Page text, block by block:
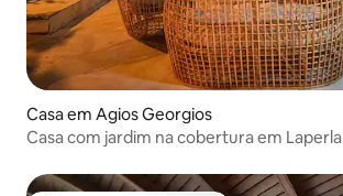
Casa em Agios Georgios
Casa com jardim na cobertura em Laperla